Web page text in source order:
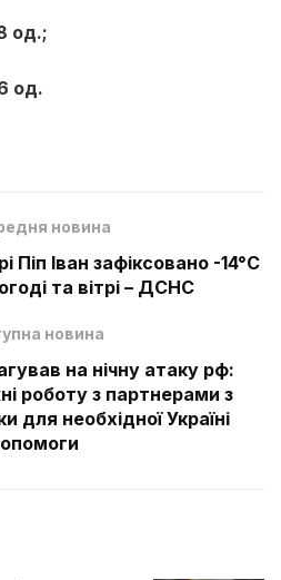
од.;
од.
новина
Піп Іван зафіксовано -14°С
та вітрі – ДСНС
новина
на нічну атаку рф:
роботу з партнерами з
для необхідної Україні